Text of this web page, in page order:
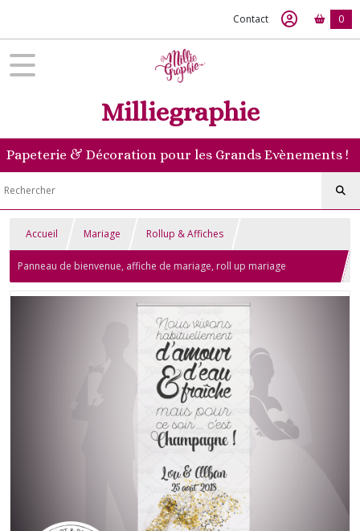
Contact 0
Milliegraphie
Papeterie & Décoration pour les Grands Evènements !
Accueil Mariage Rollup & Affiches
Panneau de bienvenue, affiche de mariage, roll up mariage
champagne, thème champagne, vins